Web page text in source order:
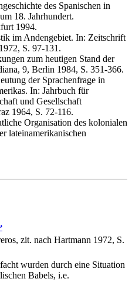
des Spanischen in
18. Jahrhundert.
1994.
im Andengebiet. In: Zeitschrift
S. 97-131.
zum heutigen Stand der
9, Berlin 1984, S. 351-366.
der Sprachenfrage in
In: Jahrbuch für
und Gesellschaft
1964, S. 72-116.
Organisation des kolonialen
lateinamerikanischen
zit. nach Hartmann 1972, S.
wurden durch eine Situation
Babels, i.e.